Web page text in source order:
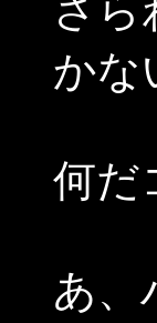
さら
かな
何だ
あ、